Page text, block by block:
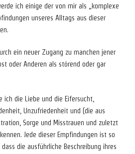
ich einige der von mir als „komplexe
unseres Alltags aus dieser
ein neuer Zugang zu manchen jener
oder Anderen als störend oder gar
ich die Liebe und die Eifersucht,
Unzufriedenheit und (die aus
Sorge und Misstrauen und zuletzt
Jede dieser Empfindungen ist so
die ausführliche Beschreibung ihres